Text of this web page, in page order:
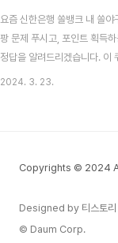
요즘 신한은행 쏠뱅크 내 쏠
팡 문제 푸시고, 포인트 획득
정답을 알려드리겠습니다.
22대 총선 여야 후보 대진표 -
청 후, 현..
2024. 3. 23.
Copyrights © 2024
Designed by 티스토리
© Daum Corp.